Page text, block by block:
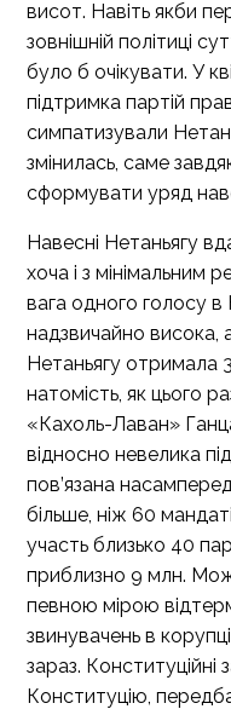
висот. Навіть якби
зовнішній політиці
було б очікувати. У
підтримка партій
симпатизували
змінилась, саме
сформувати уряд
Навесні Нетаньягу
хоча і з мінімальним
вага одного голосу
надзвичайно висока,
Нетаньягу отримала
натомість, як цього
«Кахоль-Лаван»
відносно невелика
пов’язана
більше, ніж 60
участь близько 40
приблизно 9 млн.
певною мірою
звинувачень в
зараз. Конституційні
Конституцію,